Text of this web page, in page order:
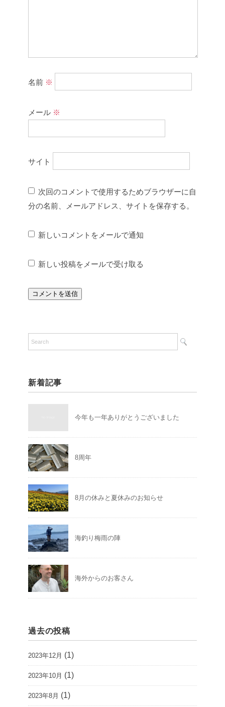
名前 ※
メール ※
サイト
次回のコメントで使用するためブラウザーに自
分の名前、メールアドレス、サイトを保存する。
新しいコメントをメールで通知
新しい投稿をメールで受け取る
新着記事
今年も一年ありがとうございました
8周年
8月の休みと夏休みのお知らせ
海釣り梅雨の陣
海外からのお客さん
過去の投稿
2023年12月 (1)
2023年10月 (1)
2023年8月 (1)